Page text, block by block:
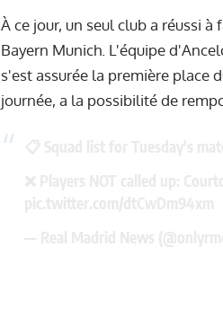
À ce jour, un seul club a réussi
Bayern Munich. L'équipe
s'est assurée la première place
journée, a la possibilité de